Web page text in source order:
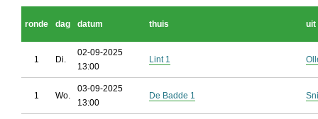
ronde dag datum thuis uit
1 Di.
02-09-2025
13:00
Lint 1
1 Wo.
03-09-2025
13:00
De Badde 1